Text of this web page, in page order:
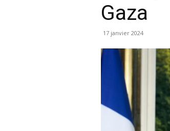
Gaza
17 janvier 2024